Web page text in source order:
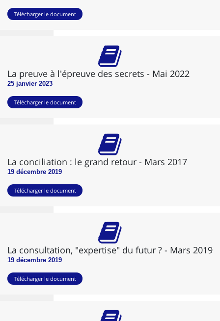
Télécharger le document
La preuve à l'épreuve des secrets - Mai 2022
25 janvier 2023
Télécharger le document
La conciliation : le grand retour - Mars 2017
19 décembre 2019
Télécharger le document
La consultation, "expertise" du futur ? - Mars 2019
19 décembre 2019
Télécharger le document